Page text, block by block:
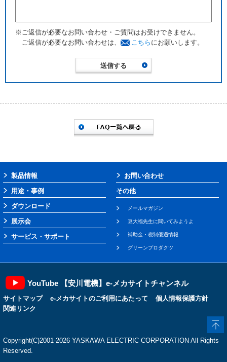
※ご返信が必要なお問い合わせ・ご質問はお受けできません。
ご返信が必要なお問い合わせは、
こちら にお願いします。
製品情報
用途・事例
ダウンロード
展示会
サービス・サポート
お問い合わせ
その他
メールマガジン
豆大福先生に聞いてみようよ
補助金・税制優遇情報
グリーンプロダクツ
YouTube 【安川電機】e-メカサイトチャンネル
サイトマップ e-メカサイトのご利用にあたって
個人情報保護方針
関連リンク
Copyright(C)2001‐2026 YASKAWA ELECTRIC CORPORATION All Rights
Reserved.